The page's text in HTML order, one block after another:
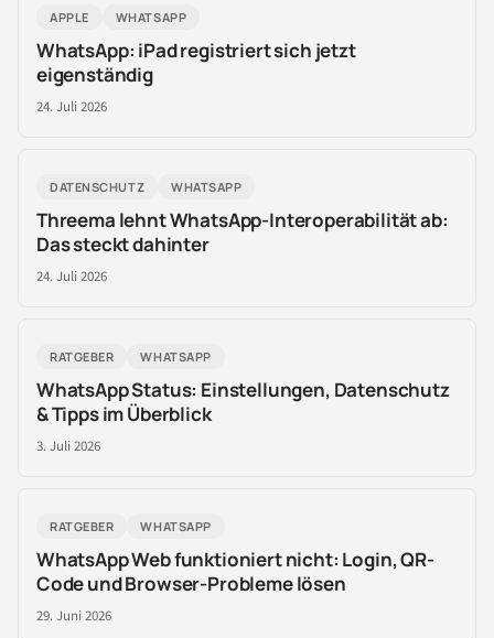
APPLE WHATSAPP
WhatsApp: iPad registriert sich jetzt
eigenständig
24. Juli 2026
DATENSCHUTZ WHATSAPP
Threema lehnt WhatsApp-Interoperabilität ab:
Das steckt dahinter
24. Juli 2026
RATGEBER WHATSAPP
WhatsApp Status: Einstellungen, Datenschutz
& Tipps im Überblick
3. Juli 2026
RATGEBER WHATSAPP
WhatsApp Web funktioniert nicht: Login, QR-
Code und Browser-Probleme lösen
29. Juni 2026